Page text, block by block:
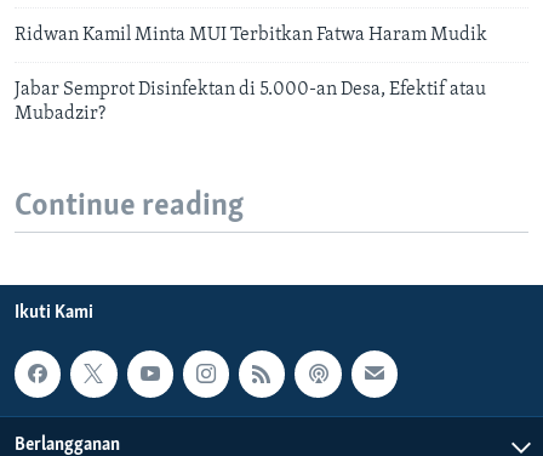
Ridwan Kamil Minta MUI Terbitkan Fatwa Haram Mudik
Jabar Semprot Disinfektan di 5.000-an Desa, Efektif atau
Mubadzir?
Continue reading
Ikuti Kami
Berlangganan